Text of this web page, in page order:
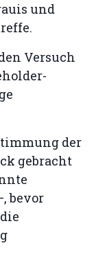
und
Versuch
der
gebracht
bevor